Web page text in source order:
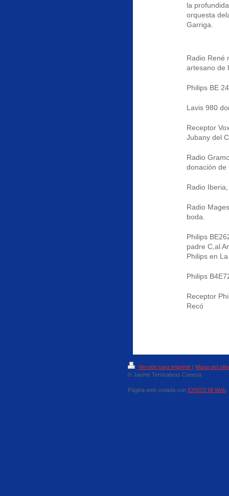
la
orquesta
Garriga.
Radio René
artesano de
Philips BE
Lavis 980
Receptor
Jubany del
Radio
donación de
Radio
Radio
boda.
Philips
padre C,al
Philips en
Philips
Receptor
Recó
Versión para imprimir | Mapa del sitio
© Jaume Terricabras Conesa
Página web creada con IONOS Mi Web